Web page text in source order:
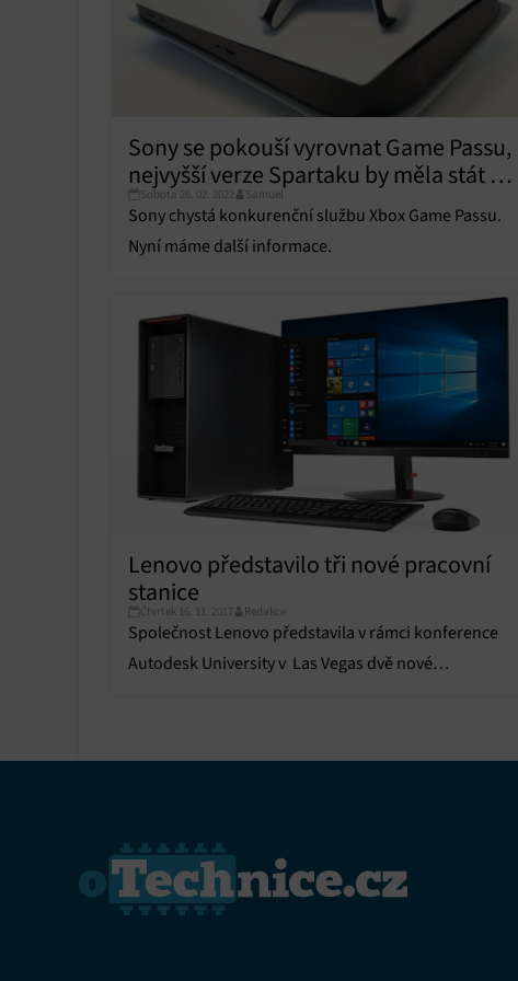
Sony se pokouší vyrovnat Game Passu,
nejvyšší verze Spartaku by měla stát 16
dolarů měsíčně
Sobota 26. 02. 2022 Samuel
Sony chystá konkurenční službu Xbox Game Passu.
Nyní máme další informace.
Lenovo představilo tři nové pracovní
stanice
Čtvrtek 16. 11. 2017 Redakce
Společnost Lenovo představila v rámci konference
Autodesk University v Las Vegas dvě nové